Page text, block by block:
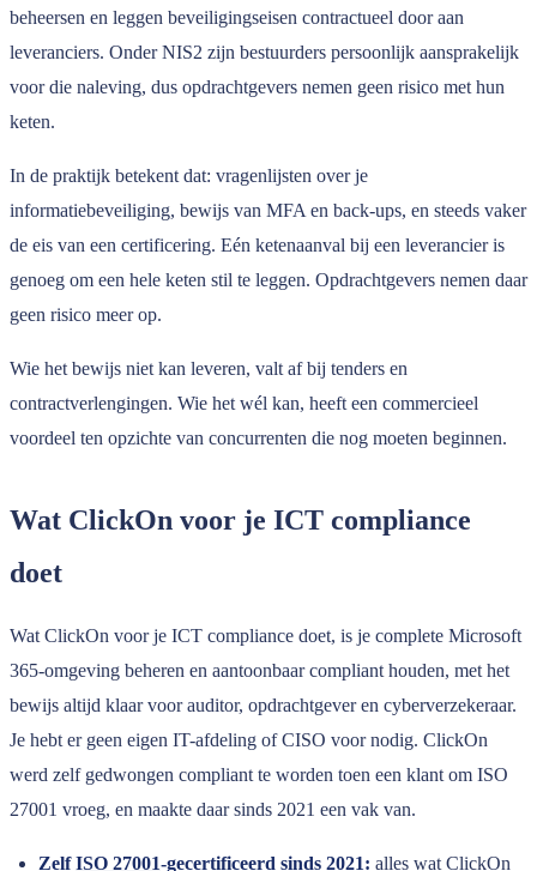
beheersen en leggen beveiligingseisen contractueel door aan
leveranciers. Onder NIS2 zijn bestuurders persoonlijk aansprakelijk
voor die naleving, dus opdrachtgevers nemen geen risico met hun
keten.
In de praktijk betekent dat: vragenlijsten over je
informatiebeveiliging, bewijs van MFA en back-ups, en steeds vaker
de eis van een certificering. Eén ketenaanval bij een leverancier is
genoeg om een hele keten stil te leggen. Opdrachtgevers nemen daar
geen risico meer op.
Wie het bewijs niet kan leveren, valt af bij tenders en
contractverlengingen. Wie het wél kan, heeft een commercieel
voordeel ten opzichte van concurrenten die nog moeten beginnen.
Wat ClickOn voor je ICT compliance
doet
Wat ClickOn voor je ICT compliance doet, is je complete Microsoft
365-omgeving beheren en aantoonbaar compliant houden, met het
bewijs altijd klaar voor auditor, opdrachtgever en cyberverzekeraar.
Je hebt er geen eigen IT-afdeling of CISO voor nodig. ClickOn
werd zelf gedwongen compliant te worden toen een klant om ISO
27001 vroeg, en maakte daar sinds 2021 een vak van.
ZelfISO 27001-gecertificeerd sinds 2021: alles wat ClickOn